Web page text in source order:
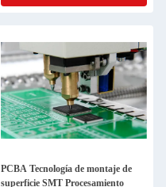
PCBA Tecnología de montaje de
superficie SMT Procesamiento